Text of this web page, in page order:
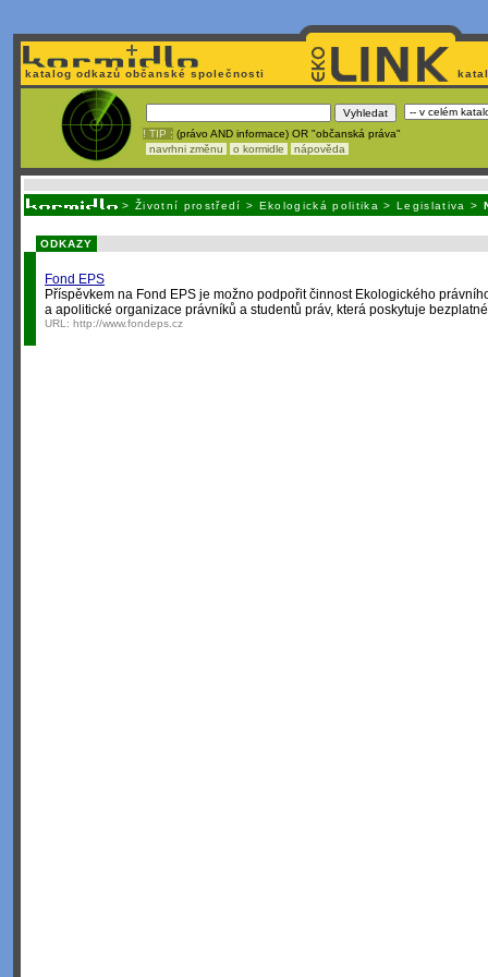
katalog odkazů občanské společnosti
! TIP : (právo AND informace) OR "občanská práva"
navrhni změnu
o kormidle nápověda
> Životní prostředí > Ekologická politika >Legislativa >
ODKAZY
Fond EPS
Příspěvkem na Fond EPS je možno podpořit činnost Ekologického
a apolitické organizace právníků a studentů práv, která poskytuje
URL: http://www.fondeps.cz